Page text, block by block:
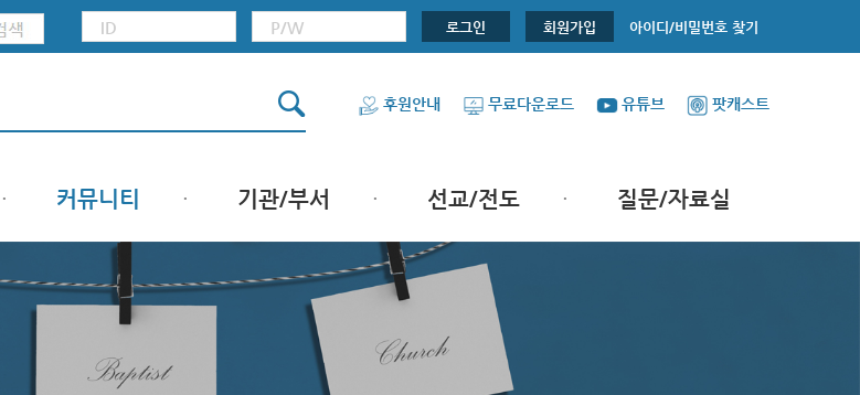
로그인 회원가입 아이디/비밀번호 찾기
후원안내 무료다운로드 유튜브 팟캐스트
커뮤니티 기관/부서 선교/전도 질문/자료실